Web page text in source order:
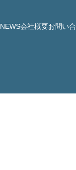
NEWS会社概要お問い合